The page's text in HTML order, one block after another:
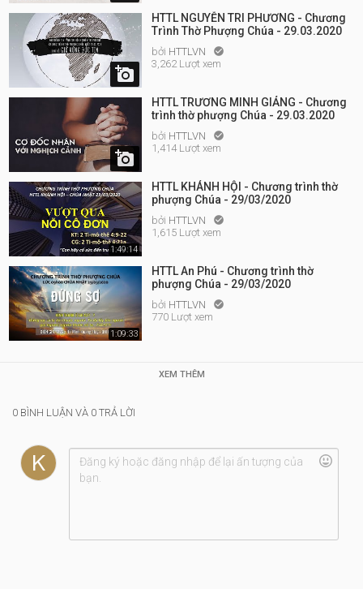

HTTL NGUYỄN TRI PHƯƠNG - Chương
Trình Thờ Phượng Chúa - 29.03.2020
bởi HTTLVN 
3,262 Lượt xem

HTTL TRƯƠNG MINH GIẢNG - Chương
trình thờ phượng Chúa - 29.03.2020
bởi HTTLVN 
1,414 Lượt xem
1:49:14
HTTL KHÁNH HỘI - Chương trình thờ
phượng Chúa - 29/03/2020
bởi HTTLVN 
1,615 Lượt xem
1:09:33
HTTL An Phú - Chương trình thờ
phượng Chúa - 29/03/2020
bởi HTTLVN 
770 Lượt xem
XEM THÊM
0 BÌNH LUẬN VÀ 0 TRẢ LỜI